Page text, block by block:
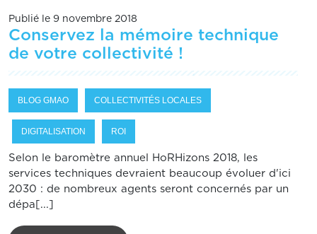
Publié le 9 novembre 2018
Conservez la mémoire technique
de votre collectivité !
BLOG GMAO COLLECTIVITÉS LOCALES
DIGITALISATION ROI
Selon le baromètre annuel HoRHizons 2018, les
services techniques devraient beaucoup évoluer d'ici
2030 : de nombreux agents seront concernés par un
dépa[...]